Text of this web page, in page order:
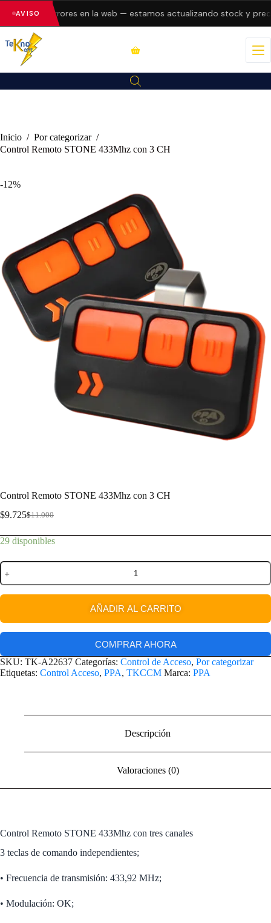
AVISO errores en la web — estamos actualizando stock y
Inicio / Por categorizar /
Control Remoto STONE 433Mhz con 3 CH
-12%
Control Remoto STONE 433Mhz con 3 CH
$11.000
$9.725
29 disponibles
AÑADIR AL CARRITO
COMPRAR AHORA
SKU: TK-A22637 Categorías: Control de Acceso, Por categorizar
Etiquetas: Control Acceso, PPA, TKCCM Marca: PPA
Descripción
Valoraciones (0)
Control Remoto STONE 433Mhz con tres canales
3 teclas de comando independientes;
• Frecuencia de transmisión: 433,92 MHz;
• Modulación: OK;